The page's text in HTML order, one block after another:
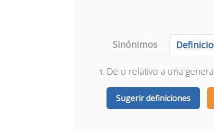
Sinónimos
De o relativo a una
Sugerir definiciones